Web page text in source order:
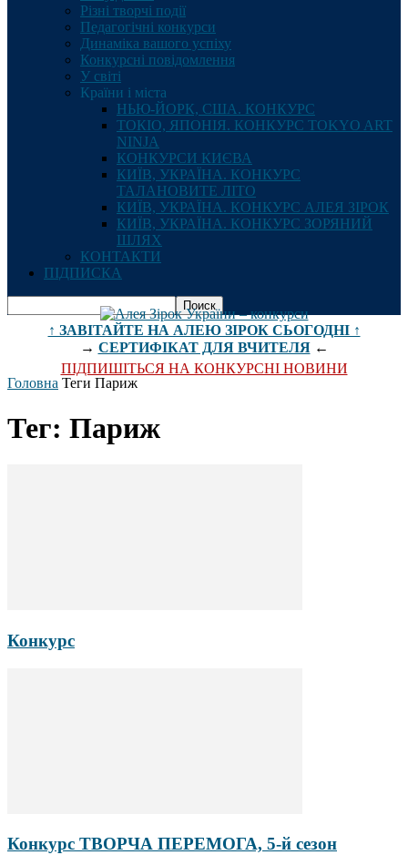
Різні творчі події
Педагогічні конкурси
Динаміка вашого успіху
Конкурсні повідомлення
У світі
Країни і міста
НЬЮ-ЙОРК, США. КОНКУРС
ТОКІО, ЯПОНІЯ. КОНКУРС TOKYO ART
NINJA
КОНКУРСИ КИЄВА
КИЇВ, УКРАЇНА. КОНКУРС
ТАЛАНОВИТЕ ЛІТО
КИЇВ, УКРАЇНА. КОНКУРС АЛЕЯ ЗІРОК
КИЇВ, УКРАЇНА. КОНКУРС ЗОРЯНИЙ
ШЛЯХ
КОНТАКТИ
ПІДПИСКА
↑ ЗАВІТАЙТЕ НА АЛЕЮ ЗІРОК СЬОГОДНІ ↑
→ СЕРТИФІКАТ ДЛЯ ВЧИТЕЛЯ←
ПІДПИШІТЬСЯ НА КОНКУРСНІ НОВИНИ
Головна Теги Париж
Тег: Париж
Конкурс
Конкурс ТВОРЧА ПЕРЕМОГА, 5-й сезон